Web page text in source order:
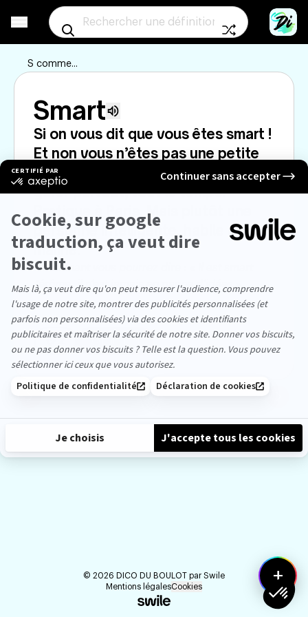
Aller à un mot
S comme...
Smart Écouter la prononciation
Si on vous dit que vous êtes smart !
Et non vous n’êtes pas une petite
voiture allemande qui permet de se
garer partout, tout le temps.
Pratique à Paris. Mais plutôt une
personne intelligente, habile et
maline.
Maintenant vous pourrez dire : « Il est smart
Jérôme, il n’est jamais en panne d’idées »
like
2
likes
Partager
© 2026 DICO DU BOULOT par Swile
Mentions légalesCookies
+